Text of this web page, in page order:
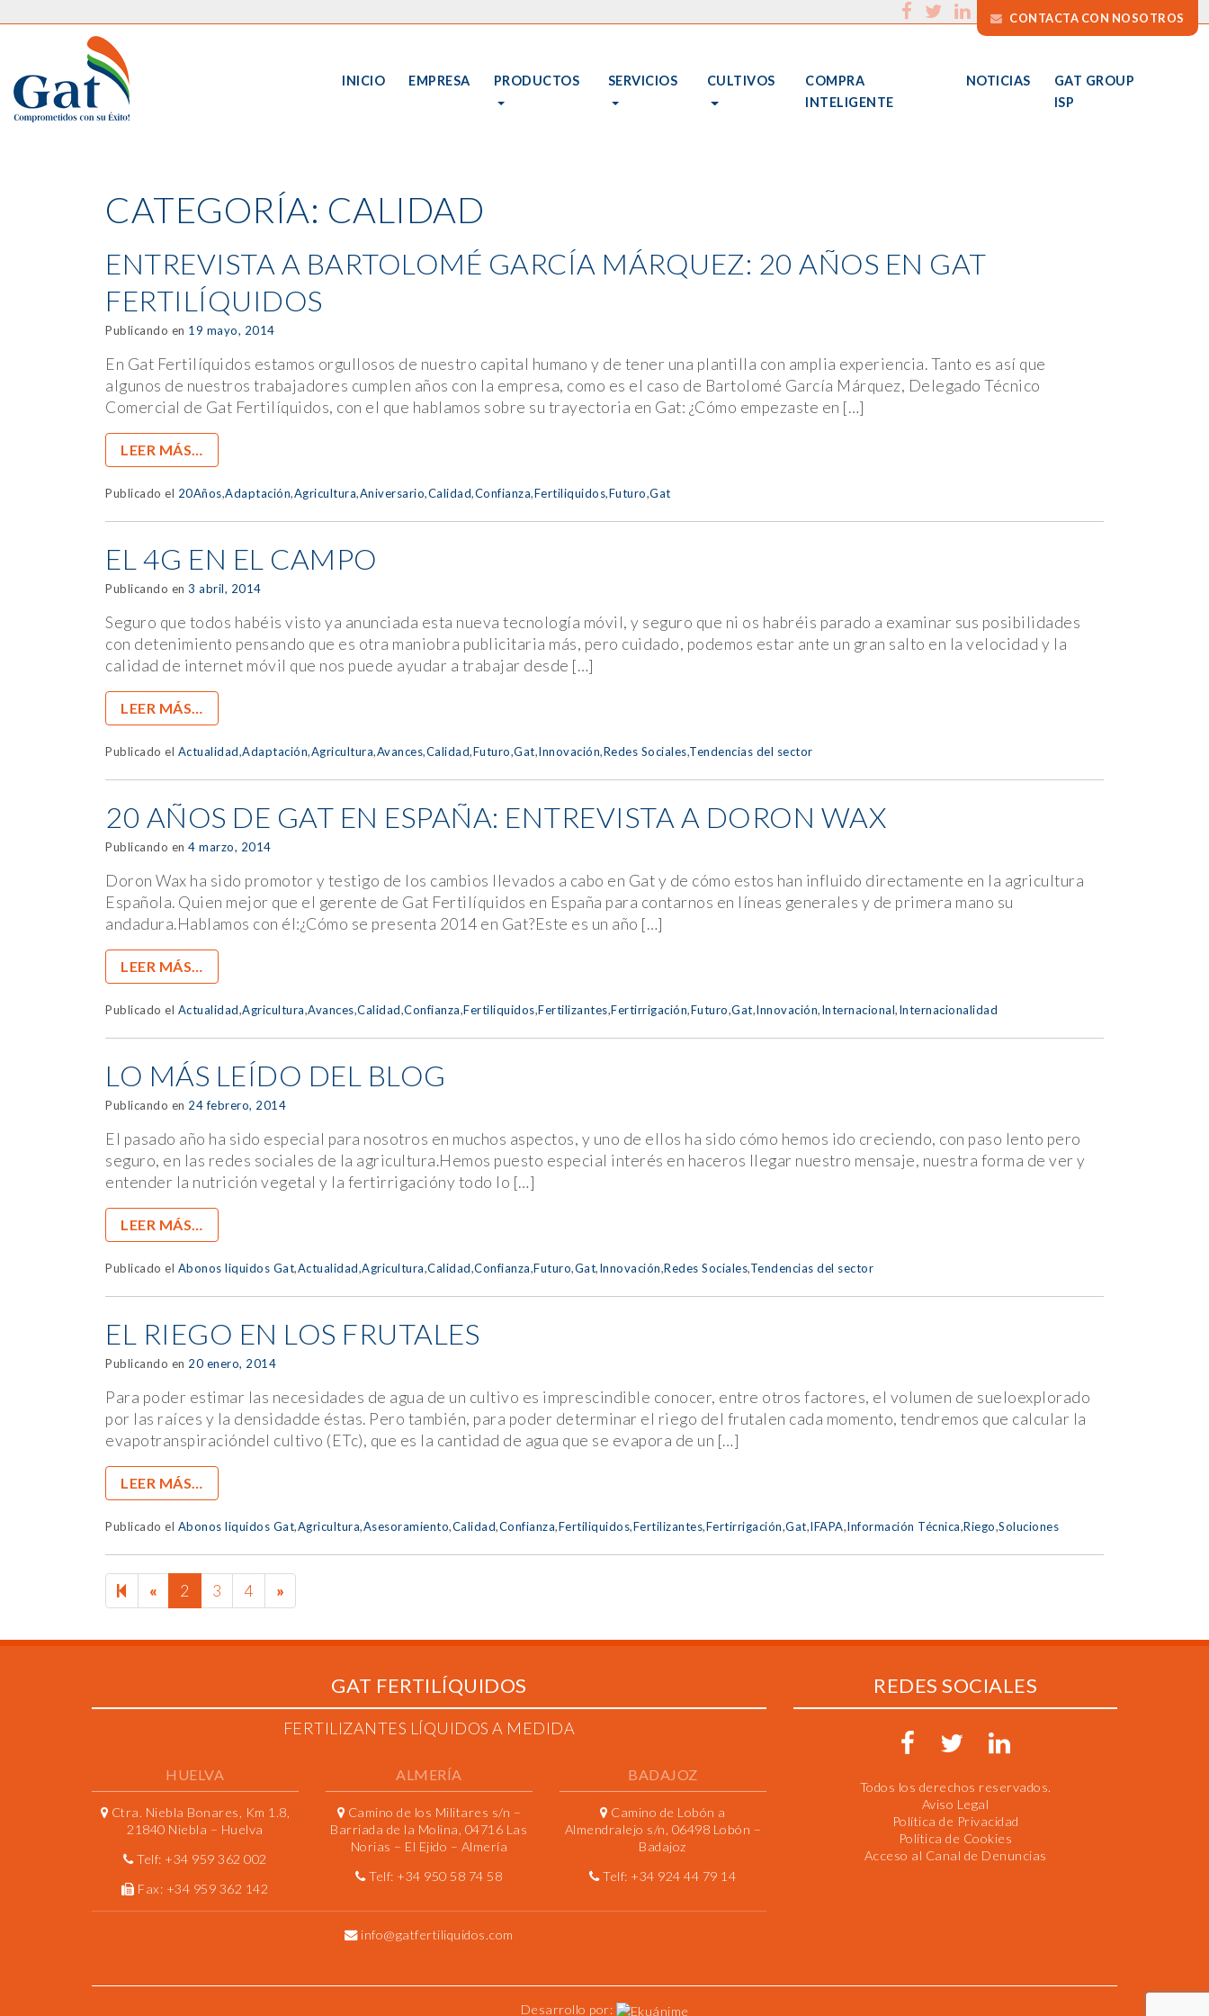
CONTACTA CON NOSOTROS
INICIO EMPRESA PRODUCTOS SERVICIOS CULTIVOS
COMPRA
INTELIGENTE
NOTICIAS
GAT GROUP
ISP
CATEGORÍA: CALIDAD
ENTREVISTA A BARTOLOMÉ GARCÍA MÁRQUEZ: 20 AÑOS EN GAT
FERTILÍQUIDOS
Publicando en 19 mayo, 2014
En Gat Fertilíquidos estamos orgullosos de nuestro capital humano y de tener una plantilla con amplia experiencia. Tanto es así que
algunos de nuestros trabajadores cumplen años con la empresa, como es el caso de Bartolomé García Márquez, Delegado Técnico
Comercial de Gat Fertilíquidos, con el que hablamos sobre su trayectoria en Gat: ¿Cómo empezaste en […]
LEER MÁS…
Publicado el 20Años,Adaptación,Agricultura,Aniversario,Calidad,Confianza,Fertiliquidos,Futuro,Gat
EL 4G EN EL CAMPO
Publicando en 3 abril, 2014
Seguro que todos habéis visto ya anunciada esta nueva tecnología móvil, y seguro que ni os habréis parado a examinar sus posibilidades
con detenimiento pensando que es otra maniobra publicitaria más, pero cuidado, podemos estar ante un gran salto en la velocidad y la
calidad de internet móvil que nos puede ayudar a trabajar desde […]
LEER MÁS…
Publicado el Actualidad,Adaptación,Agricultura,Avances,Calidad,Futuro,Gat,Innovación,Redes Sociales,Tendencias del sector
20 AÑOS DE GAT EN ESPAÑA: ENTREVISTA A DORON WAX
Publicando en 4 marzo, 2014
Doron Wax ha sido promotor y testigo de los cambios llevados a cabo en Gat y de cómo estos han influido directamente en la agricultura
Española. Quien mejor que el gerente de Gat Fertilíquidos en España para contarnos en líneas generales y de primera mano su
andadura.Hablamos con él:¿Cómo se presenta 2014 en Gat?Este es un año […]
LEER MÁS…
Publicado el Actualidad,Agricultura,Avances,Calidad,Confianza,Fertiliquidos,Fertilizantes,Fertirrigación,Futuro,Gat,Innovación,Internacional,Internacionalidad
LO MÁS LEÍDO DEL BLOG
Publicando en 24 febrero, 2014
El pasado año ha sido especial para nosotros en muchos aspectos, y uno de ellos ha sido cómo hemos ido creciendo, con paso lento pero
seguro, en las redes sociales de la agricultura.Hemos puesto especial interés en haceros llegar nuestro mensaje, nuestra forma de ver y
entender la nutrición vegetal y la fertirrigacióny todo lo […]
LEER MÁS…
Publicado el Abonos liquidos Gat,Actualidad,Agricultura,Calidad,Confianza,Futuro,Gat,Innovación,Redes Sociales,Tendencias del sector
EL RIEGO EN LOS FRUTALES
Publicando en 20 enero, 2014
Para poder estimar las necesidades de agua de un cultivo es imprescindible conocer, entre otros factores, el volumen de sueloexplorado
por las raíces y la densidadde éstas. Pero también, para poder determinar el riego del frutalen cada momento, tendremos que calcular la
evapotranspiracióndel cultivo (ETc), que es la cantidad de agua que se evapora de un […]
LEER MÁS…
Publicado el Abonos liquidos Gat,Agricultura,Asesoramiento,Calidad,Confianza,Fertiliquidos,Fertilizantes,Fertirrigación,Gat,IFAPA,Información Técnica,Riego,Soluciones
« PREVIOUS
PAGE
2 3 4 »
PAGE
GAT FERTILÍQUIDOS
FERTILIZANTES LÍQUIDOS A MEDIDA
HUELVA
Ctra. Niebla Bonares, Km 1.8,
21840 Niebla – Huelva
Telf: +34 959 362 002
Fax: +34 959 362 142
ALMERÍA
Camino de los Militares s/n –
Barriada de la Molina, 04716 Las
Norias – El Ejido – Almería
Telf: +34 950 58 74 58
BADAJOZ
Camino de Lobón a
Almendralejo s/n, 06498 Lobón –
Badajoz
Telf: +34 924 44 79 14
info@gatfertiliquidos.com
REDES SOCIALES
Todos los derechos reservados.
Aviso Legal
Política de Privacidad
Política de Cookies
Acceso al Canal de Denuncias
Desarrollo por: